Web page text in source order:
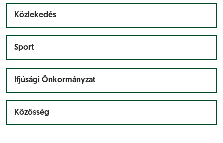
Közlekedés
Sport
Ifjúsági Önkormányzat
Közösség